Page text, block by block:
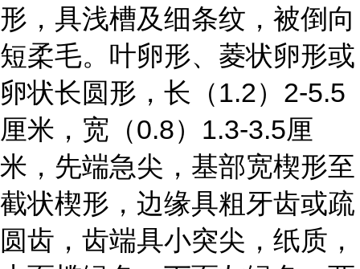
形，具浅槽及细条纹，被倒向
短柔毛。叶卵形、菱状卵形或
卵状长圆形，长（1.2）2-5.5
厘米，宽（0.8）1.3-3.5厘
米，先端急尖，基部宽楔形至
截状楔形，边缘具粗牙齿或疏
圆齿，齿端具小突尖，纸质，